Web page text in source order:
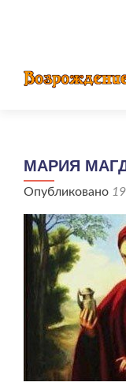
МАРИЯ
Опубликовано